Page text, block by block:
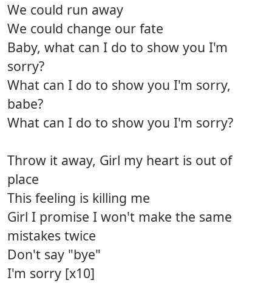
We could run away
We could change our fate
Baby, what can I do to show you I'm
sorry?
What can I do to show you I'm sorry,
babe?
What can I do to show you I'm sorry?
Throw it away, Girl my heart is out of
place
This feeling is killing me
Girl I promise I won't make the same
mistakes twice
Don't say "bye"
I'm sorry [x10]